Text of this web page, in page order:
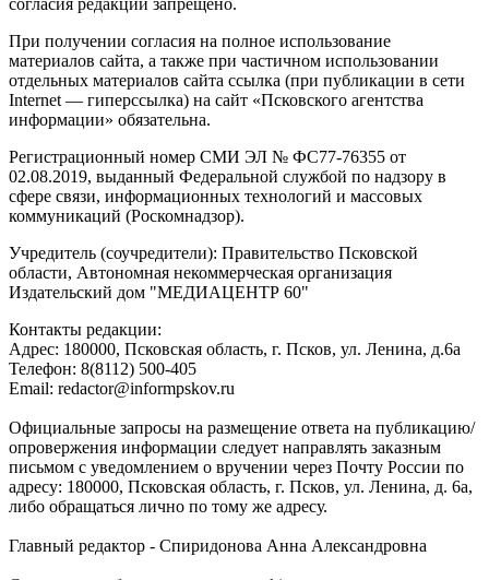
При получении согласия на полное использование
материалов сайта, а также при частичном использовании
отдельных материалов сайта ссылка (при публикации в сети
Internet — гиперссылка) на сайт «Псковского агентства
информации» обязательна.
Регистрационный номер СМИ ЭЛ № ФС77-76355 от
02.08.2019, выданный Федеральной службой по надзору в
сфере связи, информационных технологий и массовых
коммуникаций (Роскомнадзор).
Учредитель (соучредители): Правительство Псковской
области, Автономная некоммерческая организация
Издательский дом "МЕДИАЦЕНТР 60"
Контакты редакции:
Адреc: 180000, Псковская область, г. Псков, ул. Ленина, д.6а
Телефон: 8(8112) 500-405
Email: redactor@informpskov.ru
Официальные запросы на размещение ответа на публикацию/
опровержения информации следует направлять заказным
письмом с уведомлением о вручении через Почту России по
адресу: 180000, Псковская область, г. Псков, ул. Ленина, д. 6а,
либо обращаться лично по тому же адресу.
Главный редактор - Спиридонова Анна Александровна